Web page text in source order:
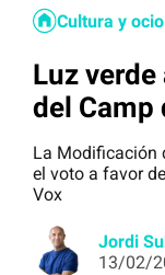
Cultura y ocio
Luz
del Camp
La Modificación
el voto a favor
Vox
Jordi
13/02/